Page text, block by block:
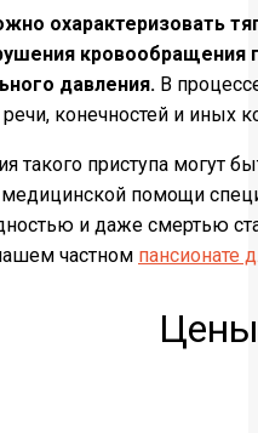
охарактеризовать
кровообращения
давления. В
конечностей и иных
такого приступа могут
помощи
и даже смертью
частном пансионате